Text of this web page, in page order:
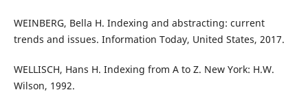
WEINBERG, Bella H. Indexing and abstracting: current
trends and issues. Information Today, United States, 2017.
WELLISCH, Hans H. Indexing from A to Z. New York: H.W.
Wilson, 1992.